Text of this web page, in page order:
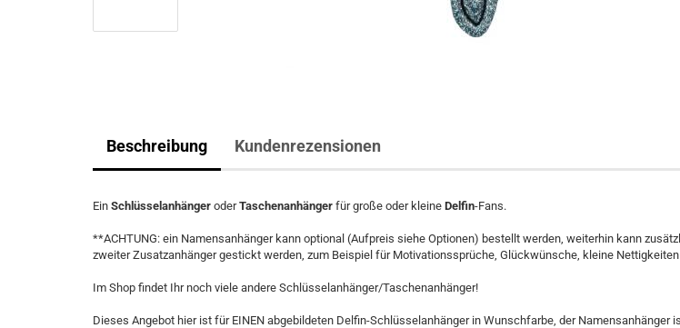
Beschreibung Kundenrezensionen
Ein Schlüsselanhänger oderTaschenanhänger für große oder kleine Delfin-Fans.
**ACHTUNG: ein Namensanhänger kann optional (Aufpreis siehe Optionen) bestellt werden, weiterhin kann
zweiter Zusatzanhänger gestickt werden, zum Beispiel für Motivationssprüche, Glückwünsche, kleine
Im Shop findet Ihr noch viele andere Schlüsselanhänger/Taschenanhänger!
Dieses Angebot hier ist für EINEN abgebildeten Delfin-Schlüsselanhänger in Wunschfarbe, der Namensanhänger